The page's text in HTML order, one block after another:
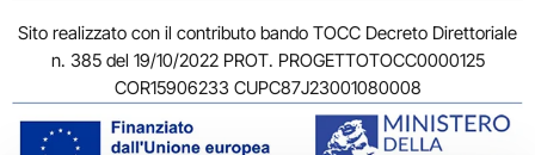
Sito realizzato con il contributo bando TOCC Decreto Direttoriale
n. 385 del 19/10/2022 PROT. PROGETTOTOCC0000125
COR15906233 CUPC87J23001080008